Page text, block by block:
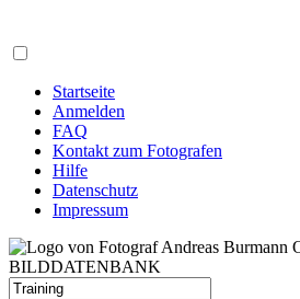
Startseite
Anmelden
FAQ
Kontakt zum Fotografen
Hilfe
Datenschutz
Impressum